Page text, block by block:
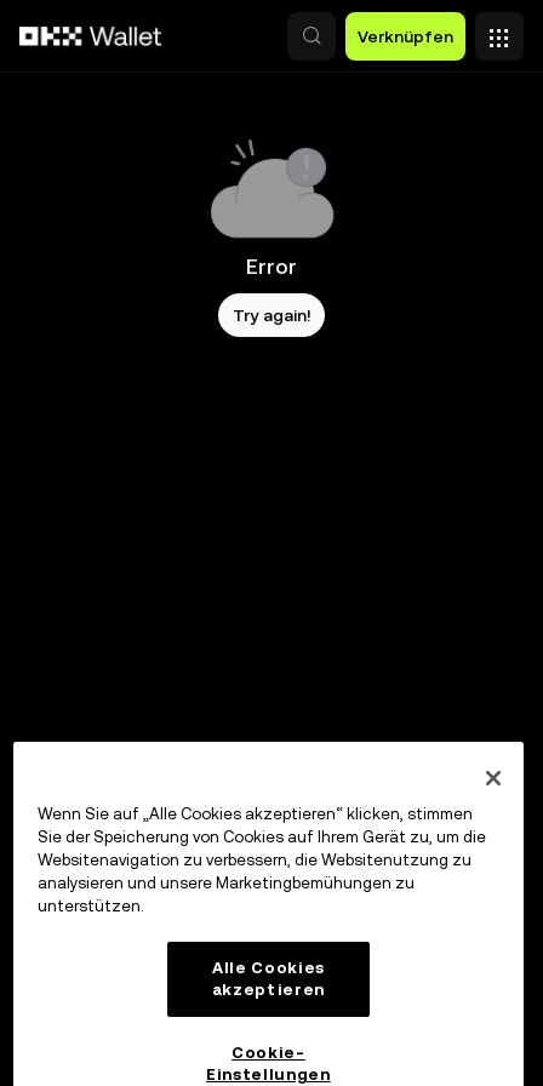
Verknüpfen
Error
Try again!
Wenn Sie auf „Alle Cookies akzeptieren“ klicken, stimmen
Sie der Speicherung von Cookies auf Ihrem Gerät zu, um die
Websitenavigation zu verbessern, die Websitenutzung zu
analysieren und unsere Marketingbemühungen zu
unterstützen.
Alle Cookies
akzeptieren
Cookie-
Einstellungen